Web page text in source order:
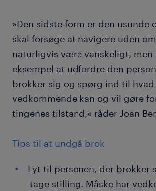
»Den sidste form er den usunde
skal forsøge at navigere uden
naturligvis være vanskeligt, men
eksempel at udfordre den
brokker sig og spørg ind til hvad
vedkommende kan og vil gøre
tingenes tilstand,« råder Joan
Tips til at undgå brok
Lyt til personen, der brokker
tage stilling. Måske har